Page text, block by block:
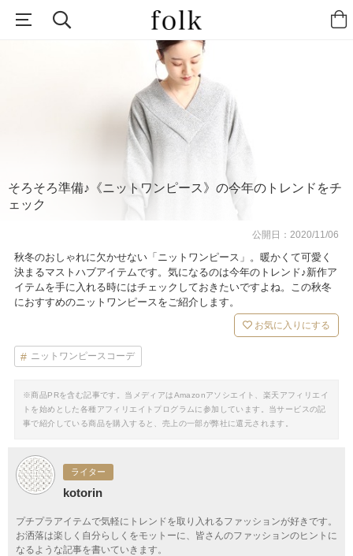
そろそろ準備♪《ニットワンピース》の今年のトレンドをチ
ェック
公開日：2020/11/06
秋冬のおしゃれに欠かせない「ニットワンピース」。暖かくて可愛く
決まるマストハブアイテムです。気になるのは今年のトレンド♪新作ア
イテムを手に入れる時にはチェックしておきたいですよね。この秋冬
におすすめのニットワンピースをご紹介します。
お気に入りにする
ニットワンピースコーデ
※商品PRを含む記事です。当メディアはAmazonアソシエイト、楽天アフィリエイ
トを始めとした各種アフィリエイトプログラムに参加しています。当サービスの記
事で紹介している商品を購入すると、売上の一部が弊社に還元されます。
ライター
kotorin
プチプラアイテムで気軽にトレンドを取り入れるファッションが好きです。
お洒落は楽しく自分らしくをモットーに、皆さんのファッションのヒントに
なるような記事を書いていきます。